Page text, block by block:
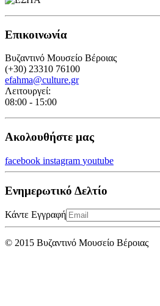
Επικοινωνία
Βυζαντινό Μουσείο Βέροιας
(+30) 23310 76100
efahma@culture.gr
Λειτουργεί:
08:00 - 15:00
Ακολουθήστε μας
facebook instagram youtube
Ενημερωτικό Δελτίο
Κάντε Εγγραφή
© 2015 Βυζαντινό Μουσείο Βέροιας